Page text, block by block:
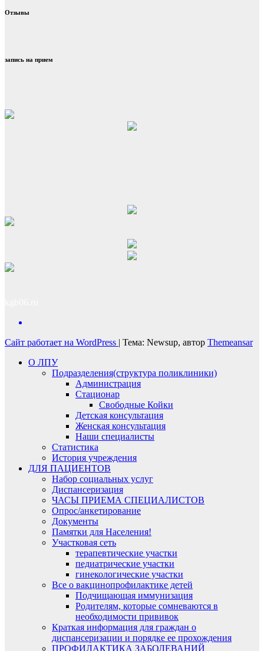
Отзывы
запись на прием
Сайт работает на WordPress | Тема: Newsup, автор Themeansar
О ЛПУ
Подразделения(структура поликлиники)
Администрация
Стационар
Свободные Койки
Детская консультация
Женская консультация
Наши специалисты
Статистика
История учреждения
ДЛЯ ПАЦИЕНТОВ
Набор социальных услуг
Диспансеризация​
ЧАСЫ ПРИЕМА СПЕЦИАЛИСТОВ
Опрос/анкетирование
Документы
Памятки для Населения!
Участковая сеть
терапевтические участки
педиатрические участки
гинекологические участки
Все о вакцинопрофилактике детей
Подчищающая иммунизация
Родителям, которые сомневаются в
необходимости прививок
Краткая информация для граждан о
диспансеризации и порядке ее прохождения
ПРОФИЛАКТИКА ЗАБОЛЕВАНИЙ